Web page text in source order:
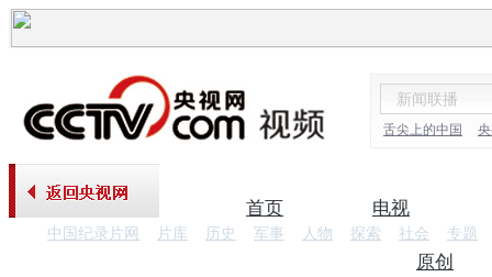
舌尖上的中国
首页 电视
中国纪录片网 片库 历史 军事 人物 探索 社会 专题
原创